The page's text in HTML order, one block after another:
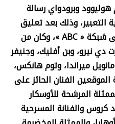
550 من نجوم هوليوود وبرودواي رسالة
التعبير، وذلك بعد تعليق
شبكة «ABC » ، وكان من
دي نيرو، وبن أفليك، وجنيفر
ميراندا، وتوم هانكس،
الفنان الحائز على
المرشحة للأوسكار
كروس والفنانة المسرحية